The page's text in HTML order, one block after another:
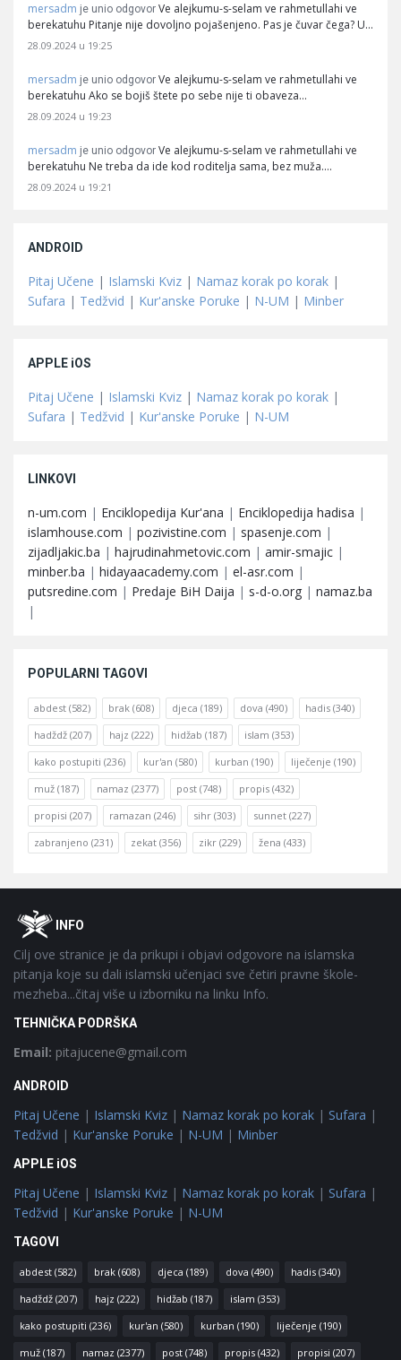
mersadm je unio odgovor Ve alejkumu-s-selam ve rahmetullahi ve
berekatuhu Pitanje nije dovoljno pojašenjeno. Pas je čuvar čega? U…
28.09.2024 u 19:25
mersadm je unio odgovor Ve alejkumu-s-selam ve rahmetullahi ve
berekatuhu Ako se bojiš štete po sebe nije ti obaveza…
28.09.2024 u 19:23
mersadm je unio odgovor Ve alejkumu-s-selam ve rahmetullahi ve
berekatuhu Ne treba da ide kod roditelja sama, bez muža.…
28.09.2024 u 19:21
ANDROID
Pitaj Učene | Islamski Kviz | Namaz korak po korak |
Sufara | Tedžvid | Kur'anske Poruke | N-UM | Minber
APPLE iOS
Pitaj Učene | Islamski Kviz | Namaz korak po korak |
Sufara | Tedžvid | Kur'anske Poruke | N-UM
LINKOVI
n-um.com | Enciklopedija Kur'ana | Enciklopedija hadisa |
islamhouse.com | pozivistine.com | spasenje.com |
zijadljakic.ba | hajrudinahmetovic.com | amir-smajic |
minber.ba | hidayaacademy.com | el-asr.com |
putsredine.com | Predaje BiH Daija | s-d-o.org | namaz.ba
|
POPULARNI TAGOVI
abdest (582) brak (608) djeca (189) dova (490) hadis (340)
hadždž (207) hajz (222) hidžab (187) islam (353)
kako postupiti (236) kur'an (580) kurban (190) liječenje (190)
muž (187) namaz (2377) post (748) propis (432)
propisi (207) ramazan (246) sihr (303) sunnet (227)
zabranjeno (231) zekat (356) zikr (229) žena (433)
FooterOINFO
Cilj ove stranice je da prikupi i objavi odgovore na islamska
pitanja koje su dali islamski učenjaci sve četiri pravne škole-
mezheba...čitaj više u izborniku na linku Info.
TEHNIČKA PODRŠKA
Email: pitajucene@gmail.com
ANDROID
Pitaj Učene | Islamski Kviz | Namaz korak po korak | Sufara |
Tedžvid | Kur'anske Poruke | N-UM | Minber
APPLE iOS
Pitaj Učene | Islamski Kviz | Namaz korak po korak | Sufara |
Tedžvid | Kur'anske Poruke | N-UM
TAGOVI
abdest (582) brak (608) djeca (189) dova (490) hadis (340)
hadždž (207) hajz (222) hidžab (187) islam (353)
kako postupiti (236) kur'an (580) kurban (190) liječenje (190)
muž (187) namaz (2377) post (748) propis (432) propisi (207)